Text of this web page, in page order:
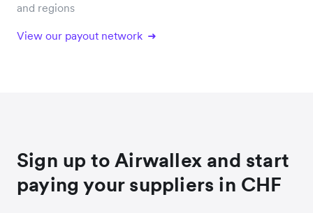
and regions
View our payout network
Sign up to Airwallex and start
paying your suppliers in CHF